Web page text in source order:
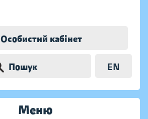
Особистий кабінет
Пошук EN
Меню